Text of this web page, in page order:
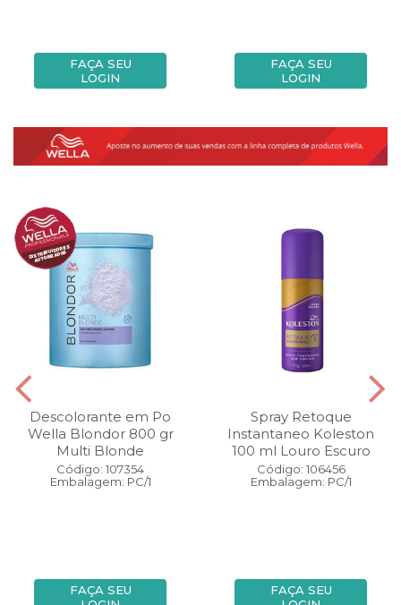
FAÇA SEU
LOGIN
FAÇA SEU
LOGIN
Descolorante em Po
Wella Blondor 800 gr
Multi Blonde
Código: 107354
Embalagem: PC/1
FAÇA SEU
Spray Retoque
Instantaneo Koleston
100 ml Louro Escuro
Código: 106456
Embalagem: PC/1
FAÇA SEU